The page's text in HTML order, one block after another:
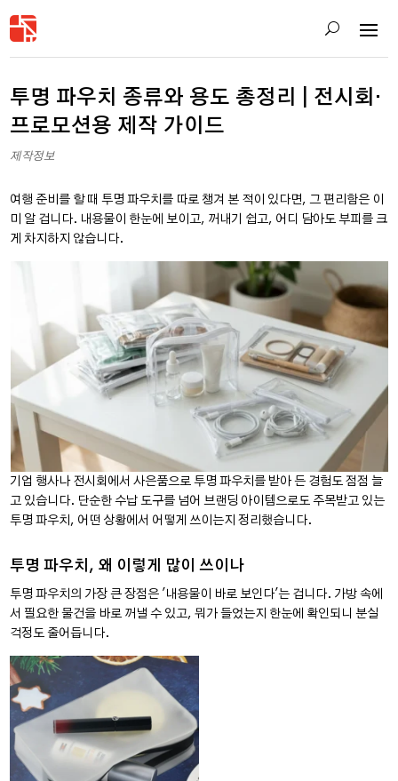
투명 파우치 종류와 용도 총정리 | 전시회·
프로모션용 제작 가이드
제작정보
여행 준비를 할 때 투명 파우치를 따로 챙겨 본 적이 있다면, 그 편리함은 이
미 알 겁니다. 내용물이 한눈에 보이고, 꺼내기 쉽고, 어디 담아도 부피를 크
게 차지하지 않습니다.
기업 행사나 전시회에서 사은품으로 투명 파우치를 받아 든 경험도 점점 늘
고 있습니다. 단순한 수납 도구를 넘어 브랜딩 아이템으로도 주목받고 있는
투명 파우치, 어떤 상황에서 어떻게 쓰이는지 정리했습니다.
투명 파우치, 왜 이렇게 많이 쓰이나
투명 파우치의 가장 큰 장점은 '내용물이 바로 보인다'는 겁니다. 가방 속에
서 필요한 물건을 바로 꺼낼 수 있고, 뭐가 들었는지 한눈에 확인되니 분실
걱정도 줄어듭니다.